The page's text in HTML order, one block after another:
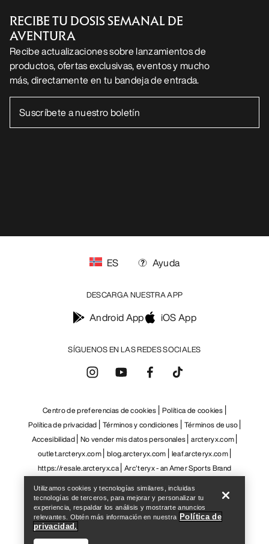
Help
RECIBE TU DOSIS SEMANAL DE
AVENTURA
Recibe actualizaciones sobre lanzamientos de
productos, ofertas exclusivas, eventos y mucho
más, directamente en tu bandeja de entrada.
SÍGUENOS EN LAS REDES SOCIALES
ES Ayuda
DESCARGA NUESTRA APP
Android App iOS App
Centro de preferencias de cookies Política de cookies
Política de privacidad Términos y condiciones Términos de uso
Accesibilidad No vender mis datos personales arcteryx.com
outlet.arcteryx.com blog.arcteryx.com leaf.arcteryx.com
https://resale.arcteryx.ca Arc'teryx - an Amer Sports Brand
Utilizamos cookies y tecnologías similares, incluidas
tecnologías de terceros, para mejorar y personalizar tu
experiencia, respaldar los análisis y mostrarte anuncios
relevantes. Obtén más información en nuestra Política de
privacidad.